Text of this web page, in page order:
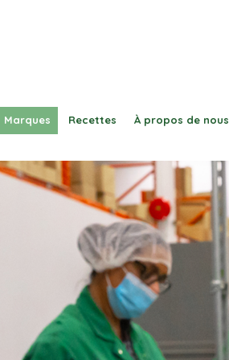
Marques Recettes À propos de nous